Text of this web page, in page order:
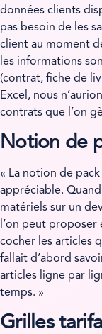
données clients
pas besoin de les
client au moment
les informations
(contrat, fiche de
Excel, nous
contrats que l’on
Notion de
« La notion de
appréciable.
matériels sur un
l’on peut
cocher les articles
fallait d’abord
articles ligne par
temps. »
Grilles